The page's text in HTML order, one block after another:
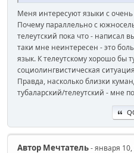
Меня интересуют языки с
Почему параллельно с
телеутский пока что - написал
таки мне неинтересен - это
язык. К телеутскому хорошо бы
социолингвистическая
Правда, насколько близки
тубаларский/телеутский - мне
Автор Мечтатель- января 10,